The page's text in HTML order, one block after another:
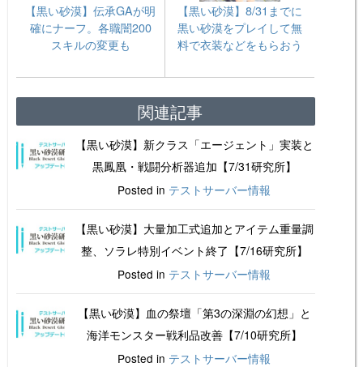
【黒い砂漠】伝承GAが明
確にナーフ。各職闇200
スキルの変更も
【黒い砂漠】8/31までに
黒い砂漠をプレイして無
料で衣装などをもらおう
関連記事
【黒い砂漠】新クラス「エージェント」実装と
黒鳳凰・戦闘分析器追加【7/31研究所】
Posted in テストサーバー情報
【黒い砂漠】大量加工式追加とアイテム重量調
整、ソラレ特別イベント終了【7/16研究所】
Posted in テストサーバー情報
【黒い砂漠】血の祭壇「第3の深淵の幻想」と
海洋モンスター戦利品改善【7/10研究所】
Posted in テストサーバー情報